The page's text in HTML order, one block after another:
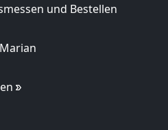
und Bestellen